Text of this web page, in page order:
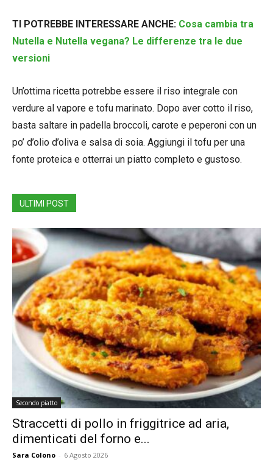
TI POTREBBE INTERESSARE ANCHE: Cosa cambia tra
Nutella e Nutella vegana? Le differenze tra le due
versioni
Un’ottima ricetta potrebbe essere il riso integrale con
verdure al vapore e tofu marinato. Dopo aver cotto il riso,
basta saltare in padella broccoli, carote e peperoni con un
po’ d’olio d’oliva e salsa di soia. Aggiungi il tofu per una
fonte proteica e otterrai un piatto completo e gustoso.
ULTIMI POST
Secondo piatto
Straccetti di pollo in friggitrice ad aria,
dimenticati del forno e...
Sara Colono - 6 Agosto 2026